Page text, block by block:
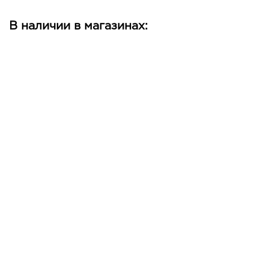
В наличии в магазинах: